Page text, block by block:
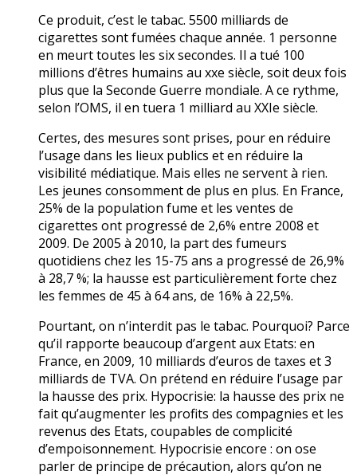
Ce produit, c’est le tabac. 5500 milliards de
cigarettes sont fumées chaque année. 1 personne
en meurt toutes les six secondes. Il a tué 100
millions d’êtres humains au xxe siècle, soit deux fois
plus que la Seconde Guerre mondiale. A ce rythme,
selon l’OMS, il en tuera 1 milliard au XXIe siècle.
Certes, des mesures sont prises, pour en réduire
l’usage dans les lieux publics et en réduire la
visibilité médiatique. Mais elles ne servent à rien.
Les jeunes consomment de plus en plus. En France,
25% de la population fume et les ventes de
cigarettes ont progressé de 2,6% entre 2008 et
2009. De 2005 à 2010, la part des fumeurs
quotidiens chez les 15-75 ans a progressé de 26,9%
à 28,7 %; la hausse est particulièrement forte chez
les femmes de 45 à 64 ans, de 16% à 22,5%.
Pourtant, on n’interdit pas le tabac. Pourquoi? Parce
qu’il rapporte beaucoup d’argent aux Etats: en
France, en 2009, 10 milliards d’euros de taxes et 3
milliards de TVA. On prétend en réduire l’usage par
la hausse des prix. Hypocrisie: la hausse des prix ne
fait qu’augmenter les profits des compagnies et les
revenus des Etats, coupables de complicité
d’empoisonnement. Hypocrisie encore : on ose
parler de principe de précaution, alors qu’on ne